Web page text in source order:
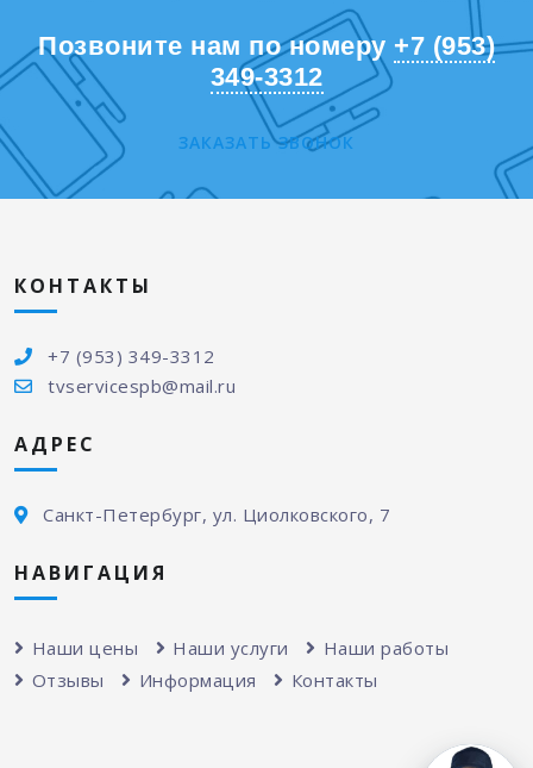
Позвоните нам по номеру +7 (953)
349-3312
ЗАКАЗАТЬ ЗВОНОК
КОНТАКТЫ
+7 (953) 349-3312
tvservicespb@mail.ru
АДРЕС
Санкт-Петербург, ул. Циолковского, 7
НАВИГАЦИЯ
Наши цены Наши услуги
Наши работы
Отзывы
Информация Контакты